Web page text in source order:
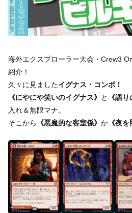
海外エクスプローラー大会・Crew3
紹介！
久々に見ましたイグナス・コンボ！
《にやにや笑いのイグナス》 と 《語
入れ＆無限マナ。
そこから
《悪魔的な客室係》 か 《夜を